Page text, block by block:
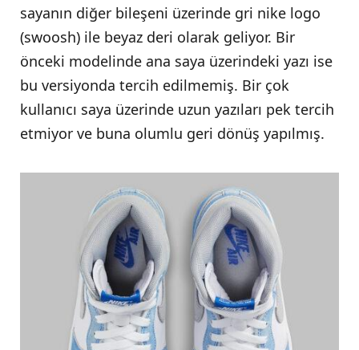
sayanın diğer bileşeni üzerinde gri nike logo
(swoosh) ile beyaz deri olarak geliyor. Bir
önceki modelinde ana saya üzerindeki yazı ise
bu versiyonda tercih edilmemiş. Bir çok
kullanıcı saya üzerinde uzun yazıları pek tercih
etmiyor ve buna olumlu geri dönüş yapılmış.